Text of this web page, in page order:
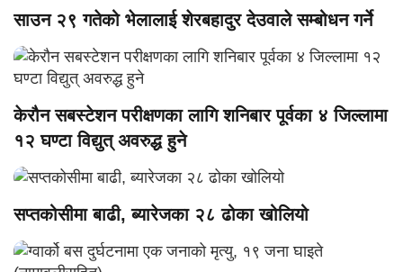
साउन २९ गतेको भेलालाई शेरबहादुर देउवाले सम्बोधन गर्ने
केरौन सबस्टेशन परीक्षणका लागि शनिबार पूर्वका ४ जिल्लामा
१२ घण्टा विद्युत् अवरुद्ध हुने
सप्तकोसीमा बाढी, ब्यारेजका २८ ढोका खोलियो